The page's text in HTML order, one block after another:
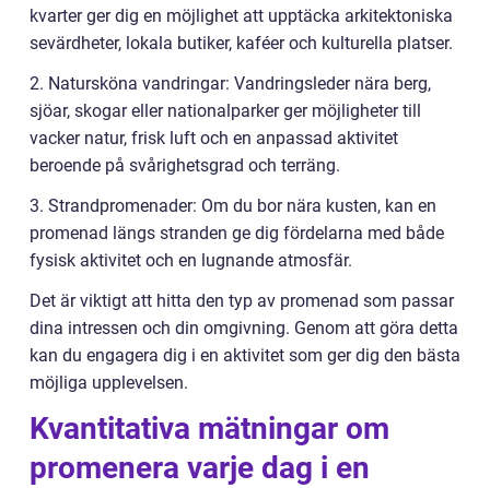
kvarter ger dig en möjlighet att upptäcka arkitektoniska
sevärdheter, lokala butiker, kaféer och kulturella platser.
2. Natursköna vandringar: Vandringsleder nära berg,
sjöar, skogar eller nationalparker ger möjligheter till
vacker natur, frisk luft och en anpassad aktivitet
beroende på svårighetsgrad och terräng.
3. Strandpromenader: Om du bor nära kusten, kan en
promenad längs stranden ge dig fördelarna med både
fysisk aktivitet och en lugnande atmosfär.
Det är viktigt att hitta den typ av promenad som passar
dina intressen och din omgivning. Genom att göra detta
kan du engagera dig i en aktivitet som ger dig den bästa
möjliga upplevelsen.
Kvantitativa mätningar om
promenera varje dag i en